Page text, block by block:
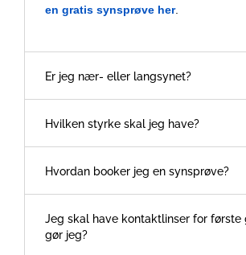
en gratis synsprøve her.
Er jeg nær- eller langsynet?
Hvilken styrke skal jeg have?
Hvordan booker jeg en synsprøve?
Jeg skal have kontaktlinser for første
gør jeg?